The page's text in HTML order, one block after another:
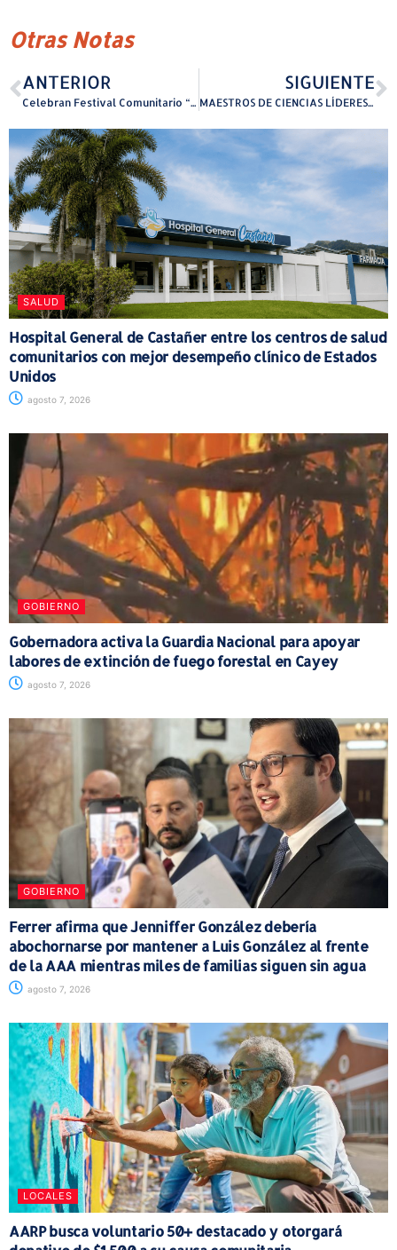
Otras Notas
ANTERIOR
Celebran Festival Comunitario “La Red Crece Contigo” en Juncos para apoyar a las familias ante posibles recortes al PAN
SIGUIENTE
MAESTROS DE CIENCIAS LÍDERES EN BIOTECNOLOGÍA
SALUD
Hospital General de Castañer entre los centros de salud
comunitarios con mejor desempeño clínico de Estados
Unidos
agosto 7, 2026
GOBIERNO
Gobernadora activa la Guardia Nacional para apoyar
labores de extinción de fuego forestal en Cayey
agosto 7, 2026
GOBIERNO
Ferrer afirma que Jenniffer González debería
abochornarse por mantener a Luis González al frente
de la AAA mientras miles de familias siguen sin agua
agosto 7, 2026
LOCALES
AARP busca voluntario 50+ destacado y otorgará